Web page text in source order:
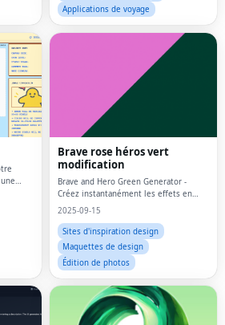
Applications de voyage
Brave rose héros vert
modification
Brave and Hero Green Generator -
Créez instantanément les effets en
ligne du filtre vert à rose
2025-09-15
Sites d'inspiration design
Maquettes de design
Édition de photos